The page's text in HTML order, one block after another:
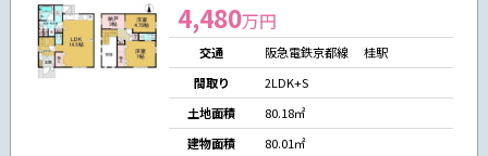
4,480万円
交通
阪急電鉄京都線 桂駅
間取り
2LDK+S
土地面積
80.18㎡
建物面積
80.01㎡